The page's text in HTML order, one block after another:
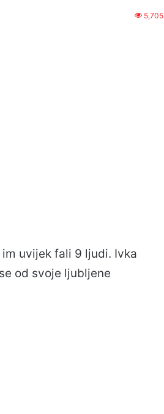
5,705
uvijek fali 9 ljudi. Ivka
od svoje ljubljene